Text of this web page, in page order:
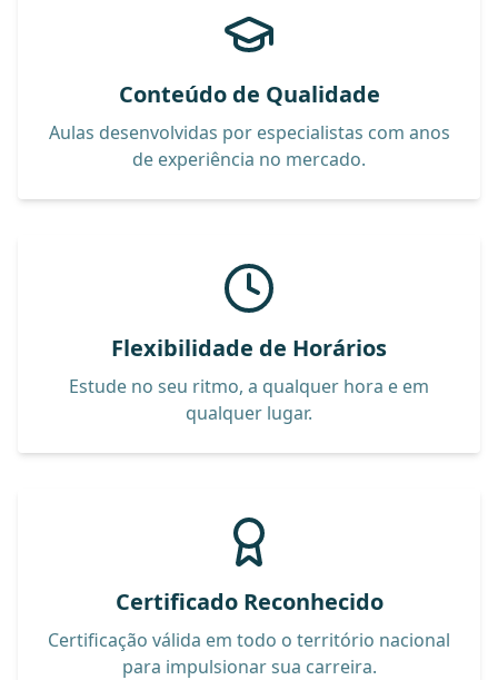
Conteúdo de Qualidade
Aulas desenvolvidas por especialistas com anos
de experiência no mercado.
Flexibilidade de Horários
Estude no seu ritmo, a qualquer hora e em
qualquer lugar.
Certificado Reconhecido
Certificação válida em todo o território nacional
para impulsionar sua carreira.